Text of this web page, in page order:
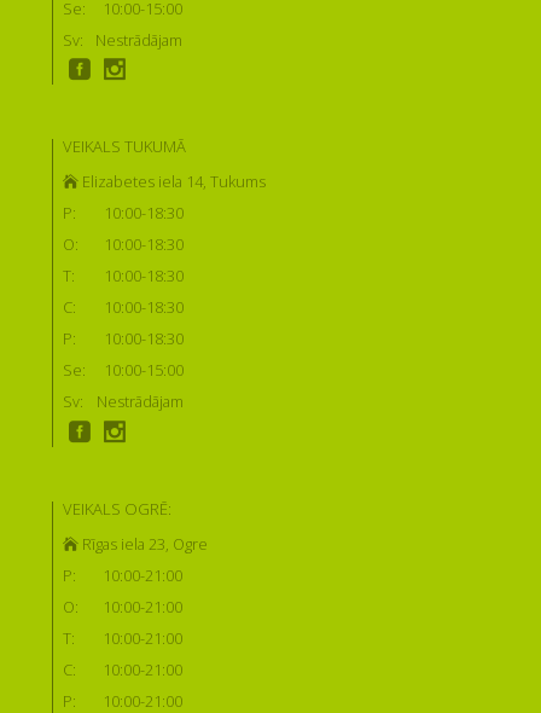
Se:
10:00-15:00
Sv:
Nestrādājam
VEIKALS TUKUMĀ
Elizabetes iela 14, Tukums
P:
10:00-18:30
O:
10:00-18:30
T:
10:00-18:30
C:
10:00-18:30
P:
10:00-18:30
Se:
10:00-15:00
Sv:
Nestrādājam
VEIKALS OGRĒ:
Rīgas iela 23, Ogre
P:
10:00-21:00
O:
10:00-21:00
T:
10:00-21:00
C:
10:00-21:00
P:
10:00-21:00